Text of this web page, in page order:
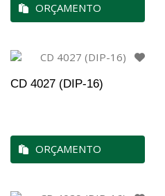
ORÇAMENTO
CD 4027 (DIP-16)
ORÇAMENTO